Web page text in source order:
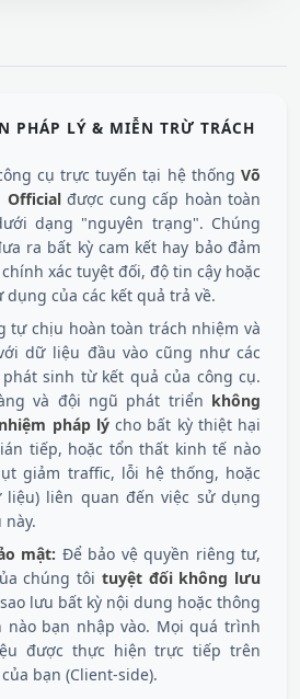
PHÁP LÝ & MIỄN TRỪ TRÁCH
cụ trực tuyến tại hệ thống Võ
Officialđược cung cấp hoàn toàn
dạng "nguyên trạng". Chúng
ra bất kỳ cam kết hay bảo đảm
xác tuyệt đối, độ tin cậy hoặc
dụng của các kết quả trả về.
tự chịu hoàn toàn trách nhiệm và
dữ liệu đầu vào cũng như các
sinh từ kết quả của công cụ.
và đội ngũ phát triển không
pháp lýcho bất kỳ thiệt hại
tiếp, hoặc tổn thất kinh tế nào
giảm traffic, lỗi hệ thống, hoặc
liệu) liên quan đến việc sử dụng
này.
mật: Để bảo vệ quyền riêng tư,
chúng tôi tuyệt đối không lưu
lưu bất kỳ nội dung hoặc thông
nào bạn nhập vào. Mọi quá trình
được thực hiện trực tiếp trên
bạn (Client-side).